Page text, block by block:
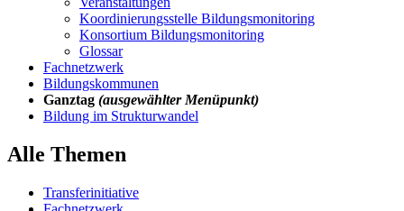
Koordinierungsstelle Bildungsmonitoring
Konsortium Bildungsmonitoring
Glossar
Fachnetzwerk
Bildungskommunen
Ganztag (ausgewählter Menüpunkt)
Bildung im Strukturwandel
Alle Themen
Transferinitiative